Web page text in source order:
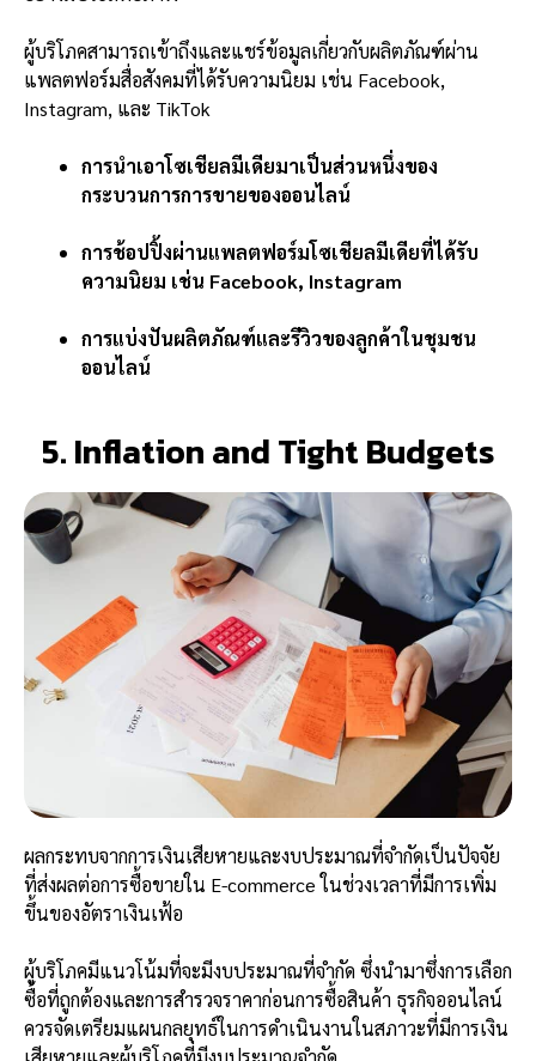
ผู้บริโภคสามารถเข้าถึงและแชร์ข้อมูลเกี่ยวกับผลิตภัณฑ์ผ่าน
แพลตฟอร์มสื่อสังคมที่ได้รับความนิยม เช่น Facebook,
Instagram, และ TikTok
การนำเอาโซเชียลมีเดียมาเป็นส่วนหนึ่งของ
กระบวนการการขายของออนไลน์
การช้อปปิ้งผ่านแพลตฟอร์มโซเชียลมีเดียที่ได้รับ
ความนิยม เช่น Facebook, Instagram
การแบ่งปันผลิตภัณฑ์และรีวิวของลูกค้าในชุมชน
ออนไลน์
5. Inflation and Tight Budgets
ผลกระทบจากการเงินเสียหายและงบประมาณที่จำกัดเป็นปัจจัย
ที่ส่งผลต่อการซื้อขายใน E-commerce ในช่วงเวลาที่มีการเพิ่ม
ขึ้นของอัตราเงินเฟ้อ
ผู้บริโภคมีแนวโน้มที่จะมีงบประมาณที่จำกัด ซึ่งนำมาซึ่งการเลือก
ซื้อที่ถูกต้องและการสำรวจราคาก่อนการซื้อสินค้า ธุรกิจออนไลน์
ควรจัดเตรียมแผนกลยุทธ์ในการดำเนินงานในสภาวะที่มีการเงิน